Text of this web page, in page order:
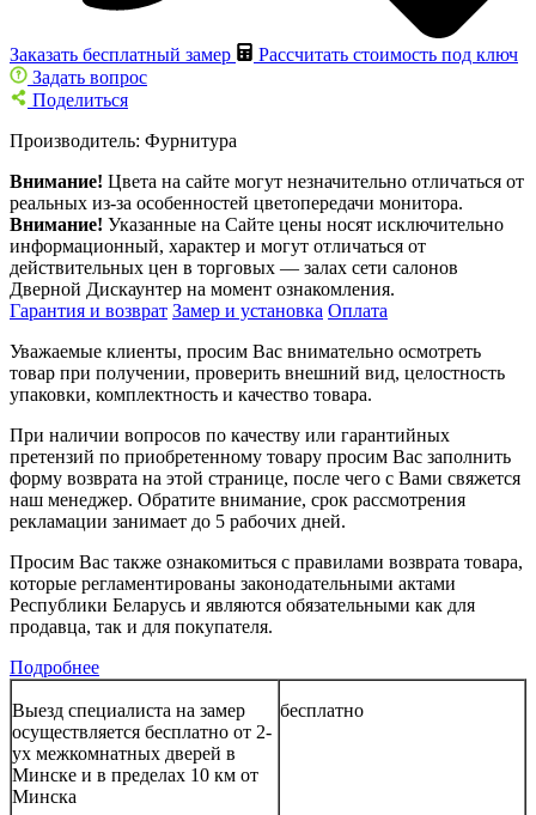
Заказать бесплатный замер
Рассчитать стоимость под ключ
Задать вопрос
Поделиться
Производитель: Фурнитура
Внимание! Цвета на сайте могут незначительно отличаться от
реальных из-за особенностей цветопередачи монитора.
Внимание! Указанные на Сайте цены носят исключительно
информационный, характер и могут отличаться от
действительных цен в торговых — залах сети салонов
Дверной Дискаунтер на момент ознакомления.
Гарантия и возврат Замер и установка Оплата
Уважаемые клиенты, просим Вас внимательно осмотреть
товар при получении, проверить внешний вид, целостность
упаковки, комплектность и качество товара.
При наличии вопросов по качеству или гарантийных
претензий по приобретенному товару просим Вас заполнить
форму возврата на этой странице, после чего с Вами свяжется
наш менеджер. Обратите внимание, срок рассмотрения
рекламации занимает до 5 рабочих дней.
Просим Вас также ознакомиться с правилами возврата товара,
которые регламентированы законодательными актами
Республики Беларусь и являются обязательными как для
продавца, так и для покупателя.
Подробнее
Выезд специалиста на замер
осуществляется бесплатно от 2-
ух межкомнатных дверей в
Минске и в пределах 10 км от
Минска
бесплатно